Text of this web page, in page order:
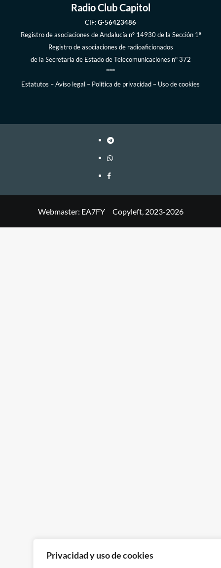
Privacidad y uso de cookies
Radio Club Capitol
CIF:G-56423486
Registro de asociaciones de Andalucía nº 14930 de la Sección 1ª
Registro de asociaciones de radioaficionados
de la Secretaría de Estado de Telecomunicaciones nº 372
***
Estatutos –Aviso legal – Política de privacidad – Uso de cookies
Webmaster: EA7FY Copyleft, 2023-2026